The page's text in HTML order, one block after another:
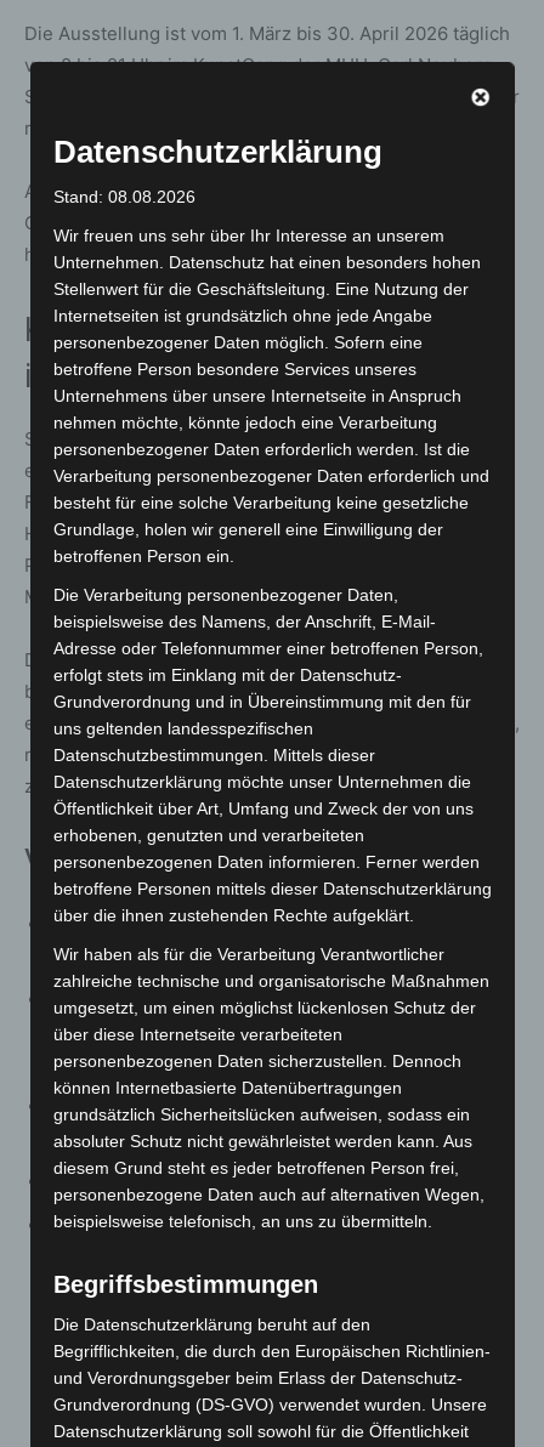
Die Ausstellung ist vom 1. März bis 30. April 2026 täglich
von 8 bis 21 Uhr im KunstGang der MHH, Carl Neuberg
Straße 1 in 30625 Hannover, zu sehen. Auch während der
regulären Laufzeit ist der Eintritt frei.
Anregungen und Kritik können Besucher im digitalen
Gästebuch zur Ausstellung auf wirsindfoto.com
hinterlassen.
Kontinuierliche Ausstellungsreihe
im MHH KunstGang
Seit Mai 2023 organisiert Fotografie & Kommunikation
e.V. im Zwei bis Drei Monats Rhythmus
Fotoausstellungen im KunstGang der Medizinischen
Hochschule Hannover. Die Reihe bietet Fotografen eine
Plattform und bereichert zugleich den Klinikalltag für
Mitarbeitende, Patienten und Besucher.
Die Kombination aus künstlerischer Fotografie und dem
besonderen Ausstellungsort im Klinikgebäude schafft
eine eigenständige Atmosphäre, die den Verein motiviert,
regelmäßig neue Ausstellungen für den MHH KunstGang
zu konzipieren.
Veranstaltungsdetails
Ausstellung: „Fachwerk5Eck“ – fotografiert von
Fotograf:innen mehrerer Fotoclubs
Ausstellungsort: MHH KunstGang, Medizinische
Hochschule Hannover (MHH), Carl-Neuberg-Straße 1,
30625 Hannover
Dauer: 01.03.2026 bis 30.04. 2026, täglich von 08:00
Uhr bis 21:00 Uhr
Vernissage: 01.03.2026 11:00 Uhr
Sonstiges: Der Eintritt ist frei
Datenschutzerklärung
Stand: 08.08.2026
Wir freuen uns sehr über Ihr Interesse an unserem
Unternehmen. Datenschutz hat einen besonders hohen
Stellenwert für die Geschäftsleitung. Eine Nutzung der
Internetseiten ist grundsätzlich ohne jede Angabe
personenbezogener Daten möglich. Sofern eine
betroffene Person besondere Services unseres
Unternehmens über unsere Internetseite in Anspruch
nehmen möchte, könnte jedoch eine Verarbeitung
personenbezogener Daten erforderlich werden. Ist die
Verarbeitung personenbezogener Daten erforderlich und
besteht für eine solche Verarbeitung keine gesetzliche
Grundlage, holen wir generell eine Einwilligung der
betroffenen Person ein.
Die Verarbeitung personenbezogener Daten,
beispielsweise des Namens, der Anschrift, E-Mail-
Adresse oder Telefonnummer einer betroffenen Person,
erfolgt stets im Einklang mit der Datenschutz-
Grundverordnung und in Übereinstimmung mit den für
uns geltenden landesspezifischen
Datenschutzbestimmungen. Mittels dieser
Datenschutzerklärung möchte unser Unternehmen die
Öffentlichkeit über Art, Umfang und Zweck der von uns
erhobenen, genutzten und verarbeiteten
personenbezogenen Daten informieren. Ferner werden
betroffene Personen mittels dieser Datenschutzerklärung
über die ihnen zustehenden Rechte aufgeklärt.
Wir haben als für die Verarbeitung Verantwortlicher
zahlreiche technische und organisatorische Maßnahmen
umgesetzt, um einen möglichst lückenlosen Schutz der
über diese Internetseite verarbeiteten
personenbezogenen Daten sicherzustellen. Dennoch
können Internetbasierte Datenübertragungen
grundsätzlich Sicherheitslücken aufweisen, sodass ein
absoluter Schutz nicht gewährleistet werden kann. Aus
diesem Grund steht es jeder betroffenen Person frei,
personenbezogene Daten auch auf alternativen Wegen,
beispielsweise telefonisch, an uns zu übermitteln.
Begriffsbestimmungen
Die Datenschutzerklärung beruht auf den
Begrifflichkeiten, die durch den Europäischen Richtlinien-
und Verordnungsgeber beim Erlass der Datenschutz-
Grundverordnung (DS-GVO) verwendet wurden. Unsere
Datenschutzerklärung soll sowohl für die Öffentlichkeit